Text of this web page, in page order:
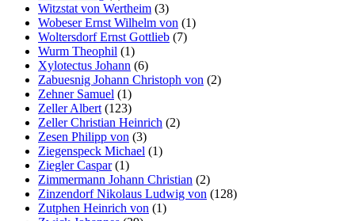
Witzstat von Wertheim (3)
Wobeser Ernst Wilhelm von (1)
Woltersdorf Ernst Gottlieb (7)
Wurm Theophil (1)
Xylotectus Johann (6)
Zabuesnig Johann Christoph von (2)
Zehner Samuel (1)
Zeller Albert (123)
Zeller Christian Heinrich (2)
Zesen Philipp von (3)
Ziegenspeck Michael (1)
Ziegler Caspar(1)
Zimmermann Johann Christian (2)
Zinzendorf Nikolaus Ludwig von (128)
Zutphen Heinrich von (1)